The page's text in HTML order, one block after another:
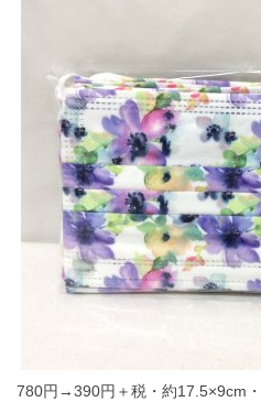
780円→390円＋税・約17.5×9cm・